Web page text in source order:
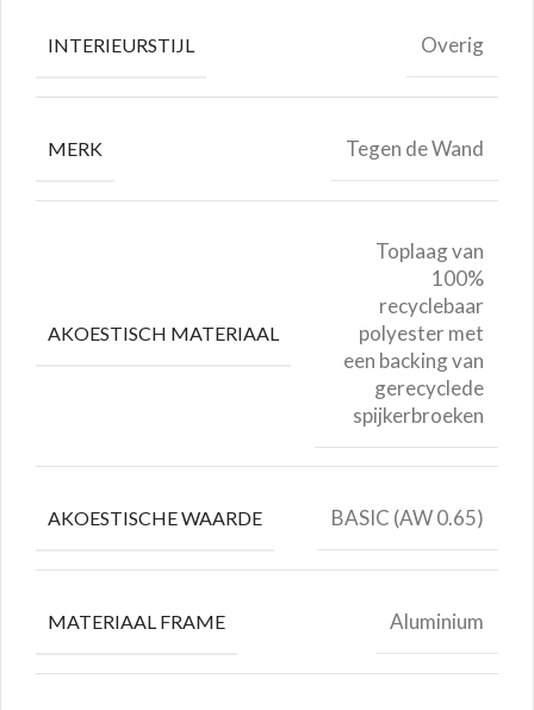
INTERIEURSTIJL Overig
MERK Tegen de Wand
AKOESTISCH MATERIAAL
Toplaag van
100%
recyclebaar
polyester met
een backing van
gerecyclede
spijkerbroeken
AKOESTISCHE WAARDE BASIC (AW 0.65)
MATERIAAL FRAME Aluminium